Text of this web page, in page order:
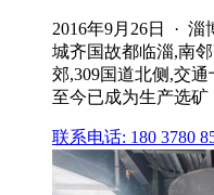
2016年9月26日 · 淄
城齐国故都临淄,南
郊,309国道北侧,交
至今已成为生产选矿
联系电话: 180 3780